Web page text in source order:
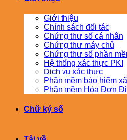
Giới thiệu
Chính sách đối tác
Chứng thư số cá nhân
Chứng thư máy chủ
Chứng thư số phần
Hệ thống xác thực PKI
Dịch vụ xác thực
Phần mềm bảo hiểm
Phần mềm Hóa Đơn
Chữ ký số